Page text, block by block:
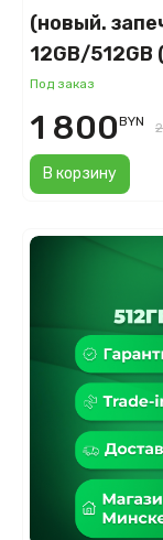
(новый.
12GB/512GB
Под заказ
В корзину
1 800BYN